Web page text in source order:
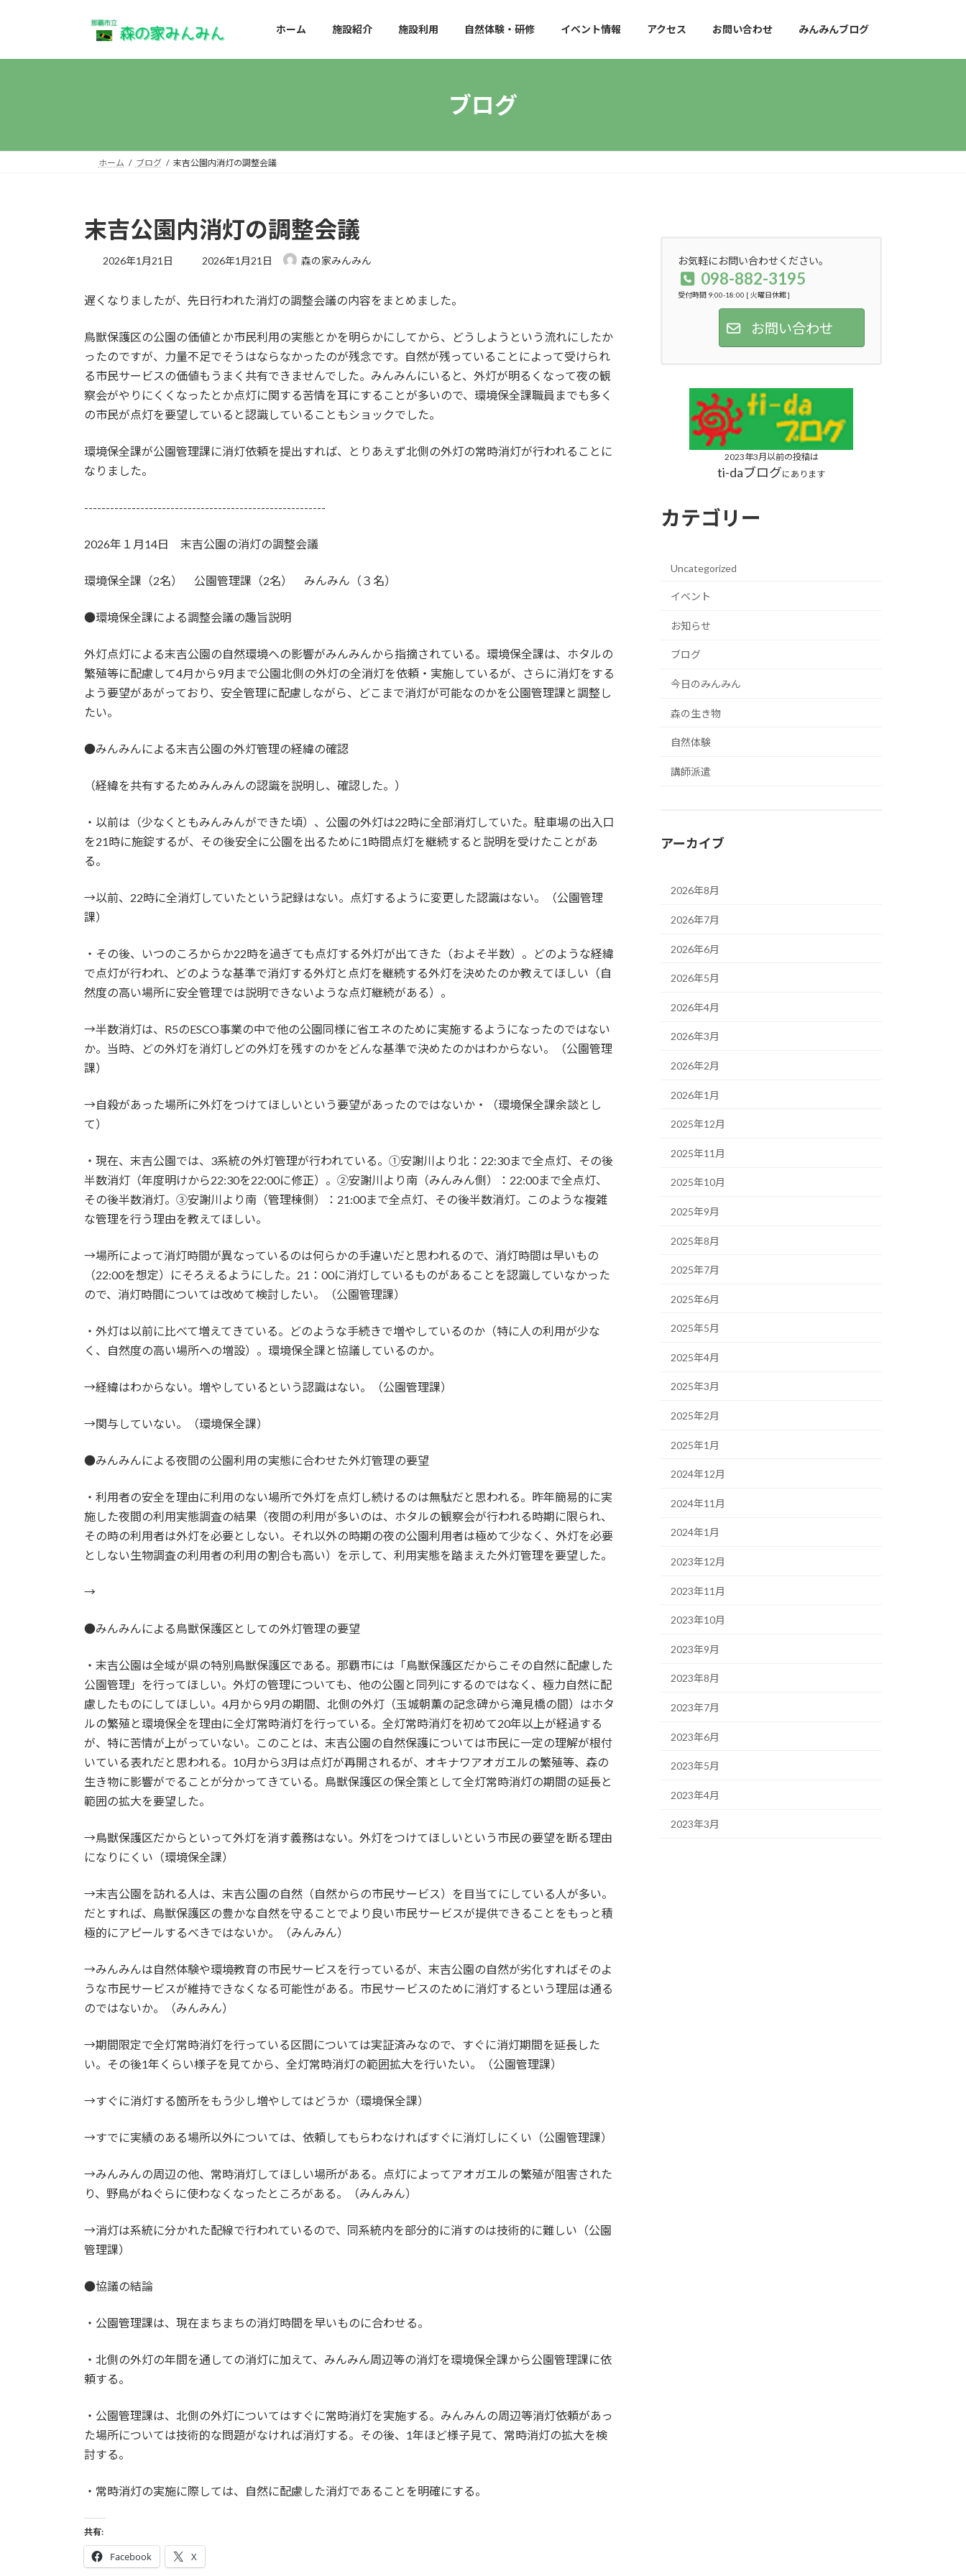
ン
ー
ホーム 施設紹介 施設利用 自然体験・研修 イベント情報 アクセス お問い合わせ みんみんブログ
ブログ
ホーム ブログ 末吉公園内消灯の調整会議
末吉公園内消灯の調整会議
2026年1月21日
最
新
時
:
2026年1月21日 森の家みんみん
遅くなりましたが、先日行われた消灯の調整会議の内容をまとめました。
鳥獣保護区の公園の価値とか市民利用の実態とかを明らかにしてから、どうしようという流れにしたか
ったのですが、力量不足でそうはならなかったのが残念です。自然が残っていることによって受けられ
る市民サービスの価値もうまく共有できませんでした。みんみんにいると、外灯が明るくなって夜の観
察会がやりにくくなったとか点灯に関する苦情を耳にすることが多いので、環境保全課職員までも多く
の市民が点灯を要望していると認識していることもショックでした。
環境保全課が公園管理課に消灯依頼を提出すれば、とりあえず北側の外灯の常時消灯が行われることに
なりました。
--------------------------------------------------------
2026年１月14日 末吉公園の消灯の調整会議
環境保全課（2名） 公園管理課（2名） みんみん（３名）
●環境保全課による調整会議の趣旨説明
外灯点灯による末吉公園の自然環境への影響がみんみんから指摘されている。環境保全課は、ホタルの
繁殖等に配慮して4月から9月まで公園北側の外灯の全消灯を依頼・実施しているが、さらに消灯をする
よう要望があがっており、安全管理に配慮しながら、どこまで消灯が可能なのかを公園管理課と調整し
たい。
●みんみんによる末吉公園の外灯管理の経緯の確認
（経緯を共有するためみんみんの認識を説明し、確認した。）
・以前は（少なくともみんみんができた頃）、公園の外灯は22時に全部消灯していた。駐車場の出入口
を21時に施錠するが、その後安全に公園を出るために1時間点灯を継続すると説明を受けたことがあ
る。
→以前、22時に全消灯していたという記録はない。点灯するように変更した認識はない。（公園管理
課）
・その後、いつのころからか22時を過ぎても点灯する外灯が出てきた（およそ半数）。どのような経緯
で点灯が行われ、どのような基準で消灯する外灯と点灯を継続する外灯を決めたのか教えてほしい（自
然度の高い場所に安全管理では説明できないような点灯継続がある）。
→半数消灯は、R5のESCO事業の中で他の公園同様に省エネのために実施するようになったのではない
か。当時、どの外灯を消灯しどの外灯を残すのかをどんな基準で決めたのかはわからない。（公園管理
課）
→自殺があった場所に外灯をつけてほしいという要望があったのではないか・（環境保全課余談とし
て）
・現在、末吉公園では、3系統の外灯管理が行われている。①安謝川より北：22:30まで全点灯、その後
半数消灯（年度明けから22:30を22:00に修正）。➁安謝川より南（みんみん側）：22:00まで全点灯、
その後半数消灯。③安謝川より南（管理棟側）：21:00まで全点灯、その後半数消灯。このような複雑
な管理を行う理由を教えてほしい。
→場所によって消灯時間が異なっているのは何らかの手違いだと思われるので、消灯時間は早いもの
（22:00を想定）にそろえるようにした。21：00に消灯しているものがあることを認識していなかった
ので、消灯時間については改めて検討したい。（公園管理課）
・外灯は以前に比べて増えてきている。どのような手続きで増やしているのか（特に人の利用が少な
く、自然度の高い場所への増設）。環境保全課と協議しているのか。
→経緯はわからない。増やしているという認識はない。（公園管理課）
→関与していない。（環境保全課）
●みんみんによる夜間の公園利用の実態に合わせた外灯管理の要望
・利用者の安全を理由に利用のない場所で外灯を点灯し続けるのは無駄だと思われる。昨年簡易的に実
施した夜間の利用実態調査の結果（夜間の利用が多いのは、ホタルの観察会が行われる時期に限られ、
その時の利用者は外灯を必要としない。それ以外の時期の夜の公園利用者は極めて少なく、外灯を必要
としない生物調査の利用者の利用の割合も高い）を示して、利用実態を踏まえた外灯管理を要望した。
→
●みんみんによる鳥獣保護区としての外灯管理の要望
・末吉公園は全域が県の特別鳥獣保護区である。那覇市には「鳥獣保護区だからこその自然に配慮した
公園管理」を行ってほしい。外灯の管理についても、他の公園と同列にするのではなく、極力自然に配
慮したものにしてほしい。4月から9月の期間、北側の外灯（玉城朝薫の記念碑から滝見橋の間）はホタ
ルの繁殖と環境保全を理由に全灯常時消灯を行っている。全灯常時消灯を初めて20年以上が経過する
が、特に苦情が上がっていない。このことは、末吉公園の自然保護については市民に一定の理解が根付
いている表れだと思われる。10月から3月は点灯が再開されるが、オキナワアオガエルの繁殖等、森の
生き物に影響がでることが分かってきている。鳥獣保護区の保全策として全灯常時消灯の期間の延長と
範囲の拡大を要望した。
→鳥獣保護区だからといって外灯を消す義務はない。外灯をつけてほしいという市民の要望を断る理由
になりにくい（環境保全課）
→末吉公園を訪れる人は、末吉公園の自然（自然からの市民サービス）を目当てにしている人が多い。
だとすれば、鳥獣保護区の豊かな自然を守ることでより良い市民サービスが提供できることをもっと積
極的にアピールするべきではないか。（みんみん）
→みんみんは自然体験や環境教育の市民サービスを行っているが、末吉公園の自然が劣化すればそのよ
うな市民サービスが維持できなくなる可能性がある。市民サービスのために消灯するという理屈は通る
のではないか。（みんみん）
→期間限定で全灯常時消灯を行っている区間については実証済みなので、すぐに消灯期間を延長した
い。その後1年くらい様子を見てから、全灯常時消灯の範囲拡大を行いたい。（公園管理課）
→すぐに消灯する箇所をもう少し増やしてはどうか（環境保全課）
→すでに実績のある場所以外については、依頼してもらわなければすぐに消灯しにくい（公園管理課）
→みんみんの周辺の他、常時消灯してほしい場所がある。点灯によってアオガエルの繁殖が阻害された
り、野鳥がねぐらに使わなくなったところがある。（みんみん）
→消灯は系統に分かれた配線で行われているので、同系統内を部分的に消すのは技術的に難しい（公園
管理課）
●協議の結論
・公園管理課は、現在まちまちの消灯時間を早いものに合わせる。
・北側の外灯の年間を通しての消灯に加えて、みんみん周辺等の消灯を環境保全課から公園管理課に依
頼する。
・公園管理課は、北側の外灯についてはすぐに常時消灯を実施する。みんみんの周辺等消灯依頼があっ
た場所については技術的な問題がなければ消灯する。その後、1年ほど様子見て、常時消灯の拡大を検
討する。
・常時消灯の実施に際しては、自然に配慮した消灯であることを明確にする。
共有:
Facebook X
お気軽にお問い合わせください。
098-882-3195
受付時間 9:00-18:00 [ 火曜日休館 ]
お問い合わせ
2023年3月以前の投稿は
ti-daブログにあります
カテゴリー
Uncategorized
イベント
お知らせ
ブログ
今日のみんみん
森の生き物
自然体験
講師派遣
アーカイブ
2026年8月
2026年7月
2026年6月
2026年5月
2026年4月
2026年3月
2026年2月
2026年1月
2025年12月
2025年11月
2025年10月
2025年9月
2025年8月
2025年7月
2025年6月
2025年5月
2025年4月
2025年3月
2025年2月
2025年1月
2024年12月
2024年11月
2024年1月
2023年12月
2023年11月
2023年10月
2023年9月
2023年8月
2023年7月
2023年6月
2023年5月
2023年4月
2023年3月